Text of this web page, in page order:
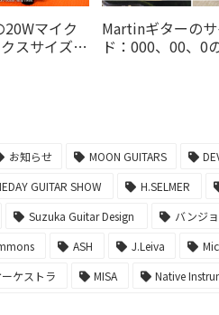
マイク
スサイズモ
Martinギターの
ド：000、00、0
お知らせ MOON GUITARS
GUITAR SHOW H.SELMER
Suzuka Guitar Design バンジ
ASH J.Leiva
ケストラ MISA Native